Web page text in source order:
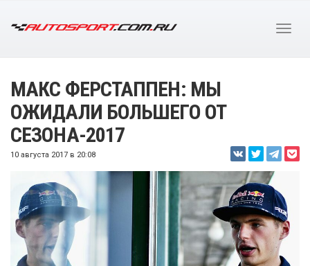
МАКС ФЕРСТАППЕН: МЫ
ОЖИДАЛИ БОЛЬШЕГО ОТ
СЕЗОНА-2017
10 августа 2017 в 20:08